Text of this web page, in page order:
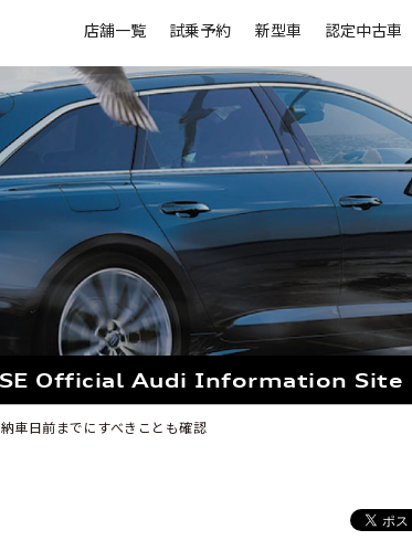
店舗一覧 試乗予約 新型車 認定中古車
Official Audi Information Site
車日前までにすべきことも確認